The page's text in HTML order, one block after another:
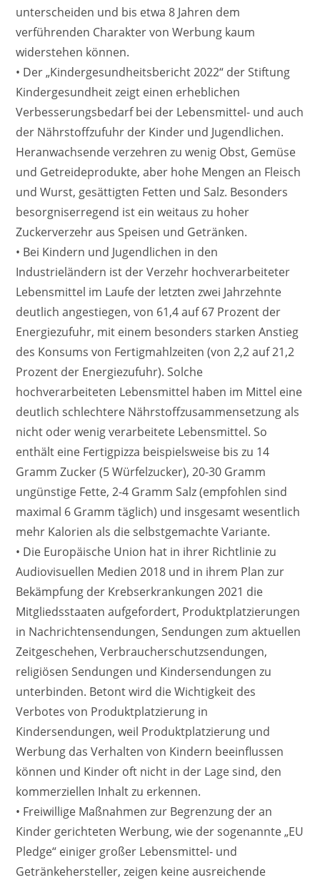
unterscheiden und bis etwa 8 Jahren dem
verführenden Charakter von Werbung kaum
widerstehen können.
• Der „Kindergesundheitsbericht 2022“ der Stiftung
Kindergesundheit zeigt einen erheblichen
Verbesserungsbedarf bei der Lebensmittel- und auch
der Nährstoffzufuhr der Kinder und Jugendlichen.
Heranwachsende verzehren zu wenig Obst, Gemüse
und Getreideprodukte, aber hohe Mengen an Fleisch
und Wurst, gesättigten Fetten und Salz. Besonders
besorgniserregend ist ein weitaus zu hoher
Zuckerverzehr aus Speisen und Getränken.
• Bei Kindern und Jugendlichen in den
Industrieländern ist der Verzehr hochverarbeiteter
Lebensmittel im Laufe der letzten zwei Jahrzehnte
deutlich angestiegen, von 61,4 auf 67 Prozent der
Energiezufuhr, mit einem besonders starken Anstieg
des Konsums von Fertigmahlzeiten (von 2,2 auf 21,2
Prozent der Energiezufuhr). Solche
hochverarbeiteten Lebensmittel haben im Mittel eine
deutlich schlechtere Nährstoffzusammensetzung als
nicht oder wenig verarbeitete Lebensmittel. So
enthält eine Fertigpizza beispielsweise bis zu 14
Gramm Zucker (5 Würfelzucker), 20-30 Gramm
ungünstige Fette, 2-4 Gramm Salz (empfohlen sind
maximal 6 Gramm täglich) und insgesamt wesentlich
mehr Kalorien als die selbstgemachte Variante.
• Die Europäische Union hat in ihrer Richtlinie zu
Audiovisuellen Medien 2018 und in ihrem Plan zur
Bekämpfung der Krebserkrankungen 2021 die
Mitgliedsstaaten aufgefordert, Produktplatzierungen
in Nachrichtensendungen, Sendungen zum aktuellen
Zeitgeschehen, Verbraucherschutzsendungen,
religiösen Sendungen und Kindersendungen zu
unterbinden. Betont wird die Wichtigkeit des
Verbotes von Produktplatzierung in
Kindersendungen, weil Produktplatzierung und
Werbung das Verhalten von Kindern beeinflussen
können und Kinder oft nicht in der Lage sind, den
kommerziellen Inhalt zu erkennen.
• Freiwillige Maßnahmen zur Begrenzung der an
Kinder gerichteten Werbung, wie der sogenannte „EU
Pledge“ einiger großer Lebensmittel- und
Getränkehersteller, zeigen keine ausreichende